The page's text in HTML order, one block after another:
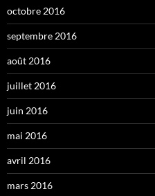
octobre 2016
septembre 2016
août 2016
juillet 2016
juin 2016
mai 2016
avril 2016
mars 2016